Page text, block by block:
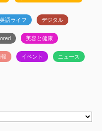
英語ライフ デジタル
美容と健康
イベント ニュース